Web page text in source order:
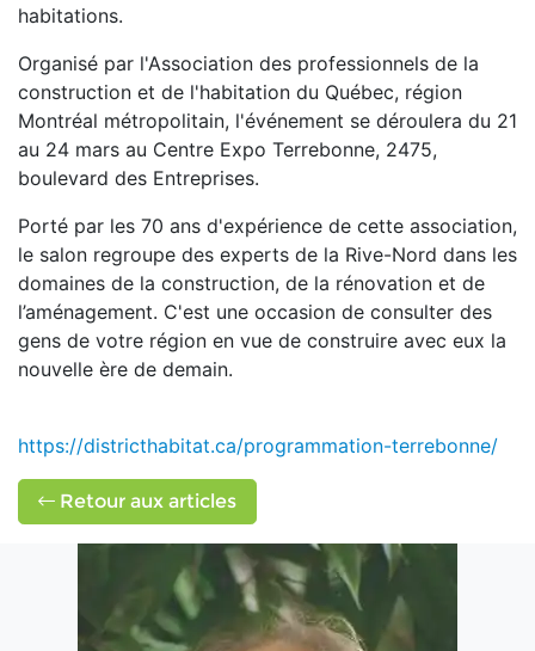
habitations.
Organisé par l'Association des professionnels de la
construction et de l'habitation du Québec, région
Montréal métropolitain, l'événement se déroulera du 21
au 24 mars au Centre Expo Terrebonne, 2475,
boulevard des Entreprises.
Porté par les 70 ans d'expérience de cette association,
le salon regroupe des experts de la Rive-Nord dans les
domaines de la construction, de la rénovation et de
l’aménagement. C'est une occasion de consulter des
gens de votre région en vue de construire avec eux la
nouvelle ère de demain.
https://districthabitat.ca/programmation-terrebonne/
Retour aux articles